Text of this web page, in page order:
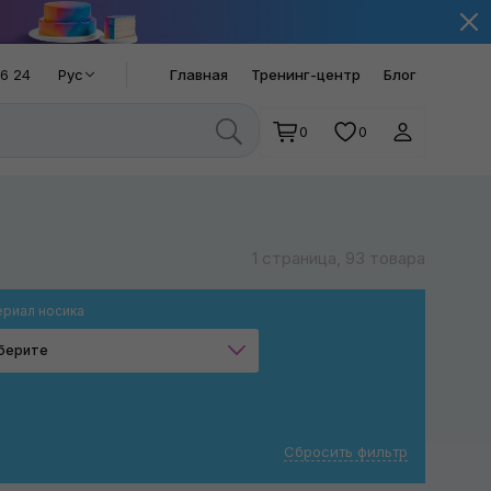
24 Рус Главная Тренинг-центр Блог
0 0
1 страница, 93 товара
носика
Сбросить фильтр